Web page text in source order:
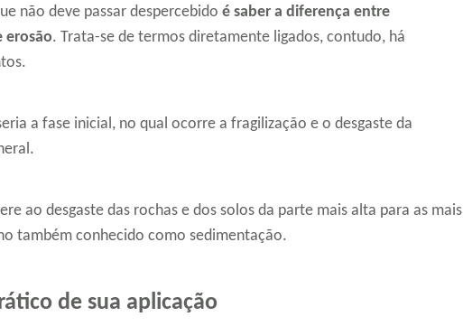
não deve passar despercebido é saber a diferença entre
erosão. Trata-se de termos diretamente ligados, contudo, há
a fase inicial, no qual ocorre a fragilização e o desgaste da
ao desgaste das rochas e dos solos da parte mais alta para as mais
também conhecido como sedimentação.
de sua aplicação